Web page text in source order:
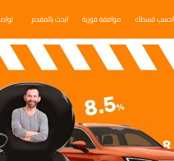
احسب قسطك موافقة فورية ابحث بالمقدم